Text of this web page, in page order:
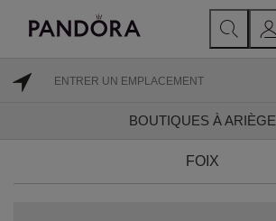
BOUTIQUES À ARIÈGE
FOIX